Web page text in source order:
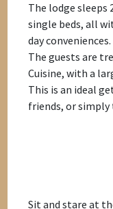
The lodge sleeps
single beds, all
day
The guests are
Cuisine, with a
This is an ideal
friends, or simply
Sit and stare at